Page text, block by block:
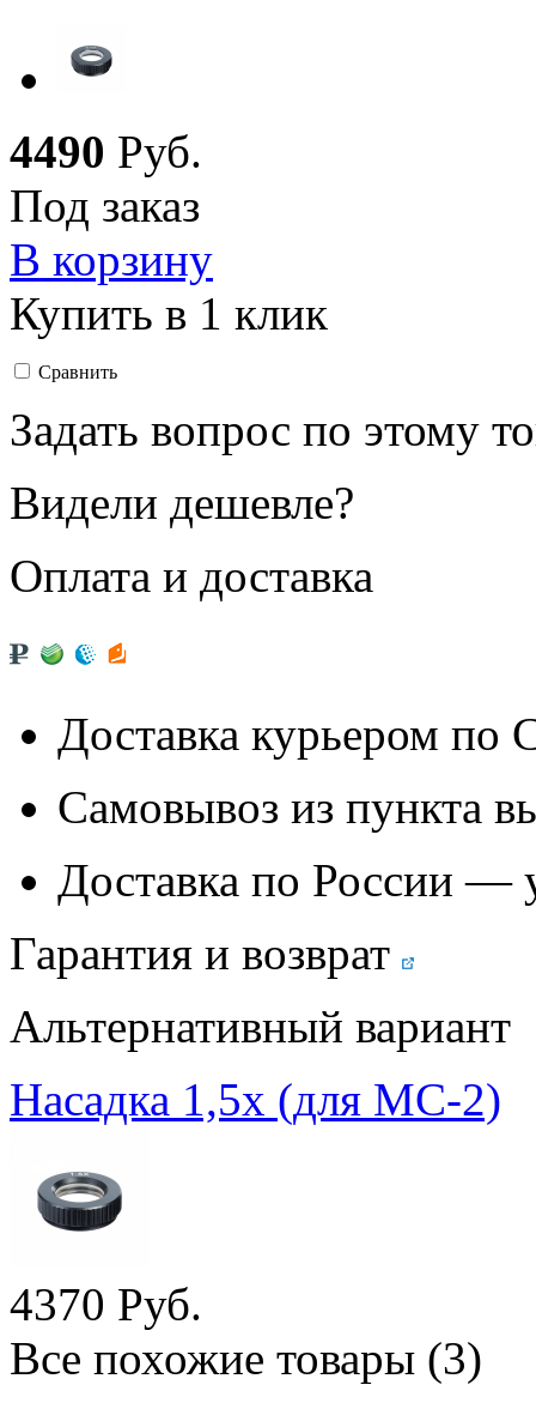
4490 Руб.
Под заказ
В корзину
Купить в 1 клик
Сравнить
Задать вопрос по этому
Видели дешевле?
Оплата и доставка
Доставка курьером
Самовывоз из пункта
Доставка по России —
Гарантия и возврат
Альтернативный вариант
Насадка 1,5х (для МС-2)
4370 Руб.
Все похожие товары (3)